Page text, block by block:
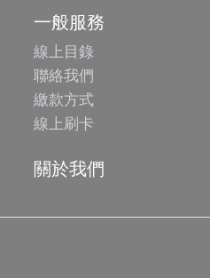
一般服務
線上目錄
聯絡我們
繳款方式
線上刷卡
關於我們